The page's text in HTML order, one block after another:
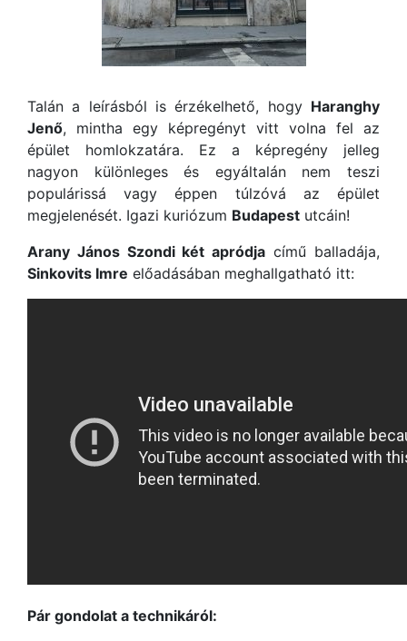
Talán a leírásból is érzékelhető, hogy Haranghy
Jenő, mintha egy képregényt vitt volna fel az
épület homlokzatára. Ez a képregény jelleg
nagyon különleges és egyáltalán nem teszi
populárissá vagy éppen túlzóvá az épület
megjelenését. Igazi kuriózum Budapest utcáin!
Arany János Szondi két apródja című balladája,
Sinkovits Imre előadásában meghallgatható itt:
Pár gondolat a technikáról: